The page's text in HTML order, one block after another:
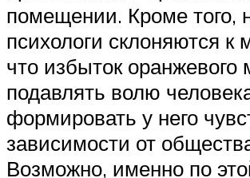
помещении. Кроме того,
психологи склоняются к
что избыток оранжевого
подавлять волю
формировать у него
зависимости от
Возможно, именно по